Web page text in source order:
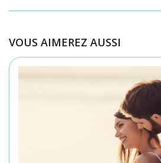
VOUS AIMEREZ AUSSI